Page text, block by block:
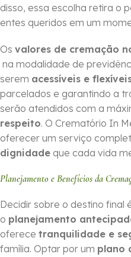
disso, essa escolha retira o
entes queridos em um
Os valores de cremação
na modalidade de
serem acessíveis e
parcelados e garantindo a
serão atendidos com a
respeito. O Crematório In
oferecer um serviço
dignidade que cada vida
Planejamento e Benefícios da
Decidir sobre o destino final
o planejamento
oferece tranquilidade e
família. Optar por um plano